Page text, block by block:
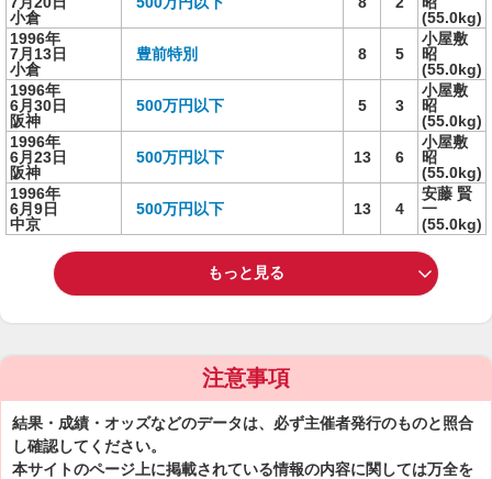
小倉
(55.0kg)
1996年
7月13日
小倉
豊前特別 8 5
小屋敷
昭
(55.0kg)
1996年
6月30日
阪神
500万円以下 5 3
小屋敷
昭
(55.0kg)
1996年
6月23日
阪神
500万円以下 13 6
小屋敷
昭
(55.0kg)
1996年
6月9日
中京
500万円以下 13 4
安藤 賢
一
(55.0kg)
もっと見る
注意事項
結果・成績・オッズなどのデータは、必ず主催者発行のものと照合
し確認してください。
本サイトのページ上に掲載されている情報の内容に関しては万全を